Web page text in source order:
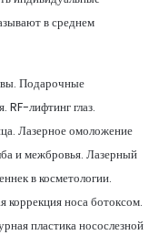
в среднем
Подарочные
RF-лифтинг глаз.
Лазерное омоложение
и межбровья. Лазерный
в косметологии.
коррекция носа ботоксом.
пластика носослезной